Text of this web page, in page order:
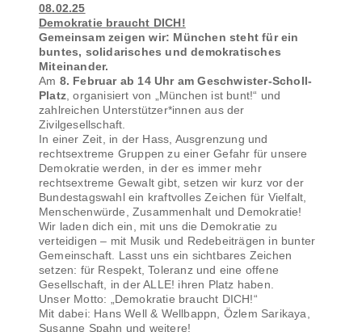
08.02.25
Demokratie braucht DICH!
Gemeinsam zeigen wir: München steht für ein
buntes, solidarisches und demokratisches
Miteinander.
Am 8. Februar ab 14 Uhr am Geschwister-Scholl-
Platz , organisiert von „München ist bunt!“ und
zahlreichen Unterstützer*innen aus der
Zivilgesellschaft.
In einer Zeit, in der Hass, Ausgrenzung und
rechtsextreme Gruppen zu einer Gefahr für unsere
Demokratie werden, in der es immer mehr
rechtsextreme Gewalt gibt, setzen wir kurz vor der
Bundestagswahl ein kraftvolles Zeichen für Vielfalt,
Menschenwürde, Zusammenhalt und Demokratie!
Wir laden dich ein, mit uns die Demokratie zu
verteidigen – mit Musik und Redebeiträgen in bunter
Gemeinschaft. Lasst uns ein sichtbares Zeichen
setzen: für Respekt, Toleranz und eine offene
Gesellschaft, in der ALLE! ihren Platz haben.
Unser Motto: „Demokratie braucht DICH!“
Mit dabei: Hans Well & Wellbappn, Özlem Sarikaya,
Susanne Spahn und weitere!